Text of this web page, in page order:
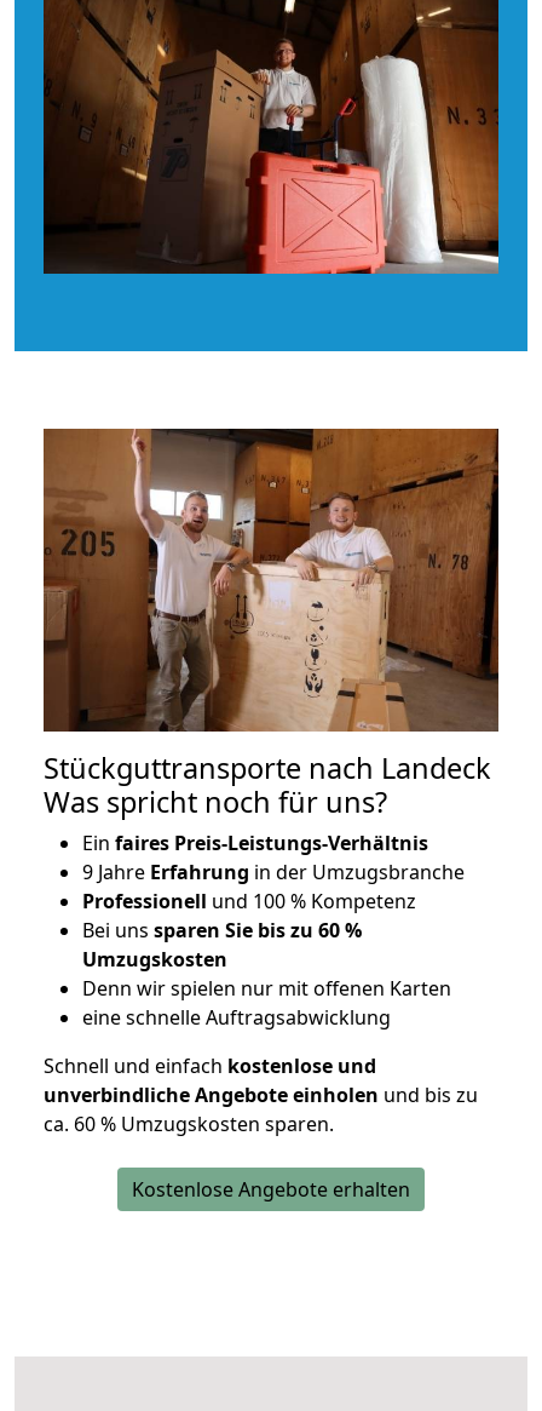
Stückguttransporte nach Landeck
Was spricht noch für uns?
Ein faires Preis-Leistungs-Verhältnis
9 Jahre Erfahrung in der Umzugsbranche
Professionell und 100 % Kompetenz
Bei uns sparen Sie bis zu 60 %
Umzugskosten
Denn wir spielen nur mit offenen Karten
eine schnelle Auftragsabwicklung
Schnell und einfach kostenlose und
unverbindliche Angebote einholen und bis zu
ca. 60 % Umzugskosten sparen.
Kostenlose Angebote erhalten